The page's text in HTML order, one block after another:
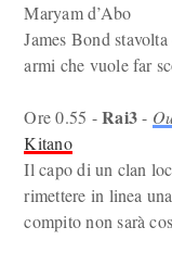
Maryam d’Abo
James Bond
armi che vuole far
Ore 0.55 -Rai3-
Kitano
Il capo di un clan
rimettere in linea
compito non sarà